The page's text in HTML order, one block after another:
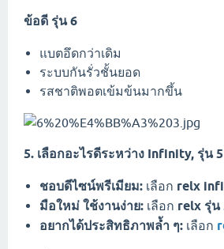
ข้อดี รุ่น 6
แบตอึดกว่าเดิม
ระบบกันรั่วชั้นยอด
รสชาติพอตเข้มข้นมากขึ้น
5. เลือกอะไรดีระหว่าง Infinity, รุ่น
ชอบดีไซน์พรีเมียม: เลือก relx
มือใหม่ ใช้งานง่าย: เลือก relx รุ่น
อยากได้ประสิทธิภาพล้ำ ๆ: เลือก